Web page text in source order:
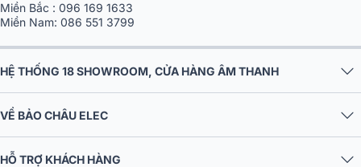
Miền Bắc : 096 169 1633
Miền Nam: 086 551 3799
HỆ THỐNG 18 SHOWROOM, CỬA HÀNG ÂM THANH
VỀ BẢO CHÂU ELEC
HỖ TRỢ KHÁCH HÀNG